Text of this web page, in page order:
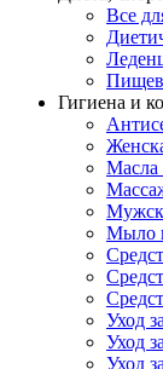
Все
Гигиена и
Масла
Мыло
Уход
Уход
Уход